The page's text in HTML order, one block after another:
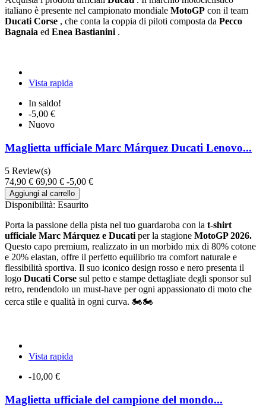
italiano è presente nel campionato mondiale MotoGP con il team
Ducati Corse , che conta la coppia di piloti composta da Pecco
Bagnaia ed Enea Bastianini.
Vista rapida
In saldo!
-5,00 €
Nuovo
Maglietta ufficiale Marc Márquez Ducati Lenovo...
5 Review(s)
74,90 € 69,90 € -5,00 €
Aggiungi al carrello
Disponibilità: Esaurito
Porta la passione della pista nel tuo guardaroba con la t-shirt
ufficiale Marc Márquez e Ducati per la stagione MotoGP 2026.
Questo capo premium, realizzato in un morbido mix di 80% cotone
e 20% elastan, offre il perfetto equilibrio tra comfort naturale e
flessibilità sportiva. Il suo iconico design rosso e nero presenta il
logo Ducati Corse sul petto e stampe dettagliate degli sponsor sul
retro, rendendolo un must-have per ogni appassionato di moto che
cerca stile e qualità in ogni curva. 🏍️🏍️
Vista rapida
-10,00 €
Maglietta ufficiale del campione del mondo...